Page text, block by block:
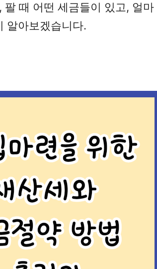
팔 때 어떤 세금들이 있고, 얼마
알아보겠습니다.